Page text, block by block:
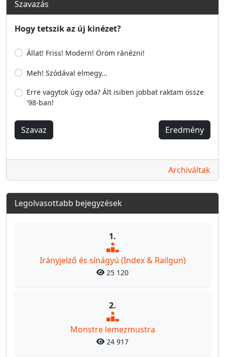
Szavazás
Hogy tetszik az új kinézet?
Állat! Friss! Modern! Öröm ránézni!
Meh! Szódával elmegy...
Erre vagytok úgy oda? Ált isiben jobbat raktam össze
'98-ban!
Szavaz Eredmény
Archiváltak
Legolvasottabb bejegyzések
1.
Irányjelző és sínágyú (Index & Railgun)
25 120
2.
Monstre lemezmustra
24 917